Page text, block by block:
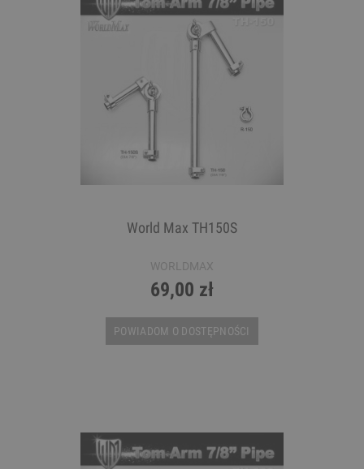
World Max TH150S
WORLDMAX
69,00 zł
POWIADOM O DOSTĘPNOŚCI